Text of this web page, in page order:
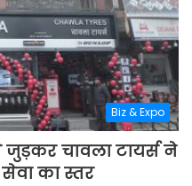
Biz & Expo
चावला टायर्स ने
सेवा का स्तर